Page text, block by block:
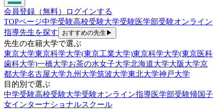
会員登録（無料）
ログインする
TOPページ中学受験高校受験大学受験医学部受験オンライン
指導先生を探す おすすめの先生 ▶
先生の在籍大学で選ぶ
東京大学東京科学大学(東京工業大学)東京科学大学(東京医科
歯科大学)一橋大学お茶の水女子大学北海道大学大阪大学京
都大学名古屋大学九州大学筑波大学東北大学神戸大学
目的別で選ぶ
中学受験高校受験大学受験オンライン指導医学部受験帰国子
女インターナショナルスクール